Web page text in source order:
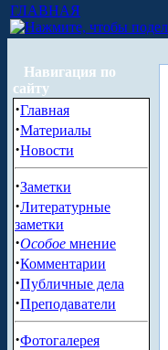
ГЛАВНАЯ
Навигация по
сайту
·Главная
·Материалы
·Новости
·Заметки
·Литературные
заметки
·Особое мнение
·Комментарии
·Публичные дела
·Преподаватели
·Фотогалерея